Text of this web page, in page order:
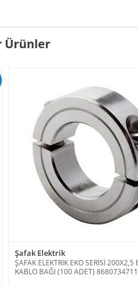
Ürünler
Şafak Elektrik
ŞAFAK ELEKTRİK EKO SERİSİ 200X2,5
KABLO BAĞI (100 ADET)